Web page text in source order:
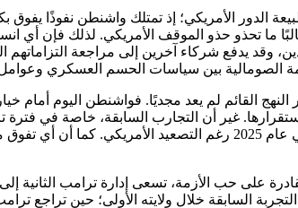
الأمريكي؛ إذ تمتلك واشنطن نفوذًا يفوق
غالبًا ما تحذو حذو الموقف الأمريكي. لذلك
يدفع شركاء آخرين إلى مراجعة التزاماتهم
الصومالية بين سياسات الحسم العسكري
النهج القائم لم يعد مجديًا. فواشنطن اليوم
غير أن التجارب السابقة، خاصة في
الضربات الجوية عن نتائج حاسمة، بل استعادت الحركة السيطرة على أراضٍ
على حب الأزمة، تسعى إدارة ترامب الثانية